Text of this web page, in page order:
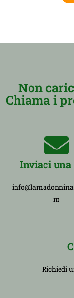
Non
Chiama i
Inviaci una
m
Richiedi